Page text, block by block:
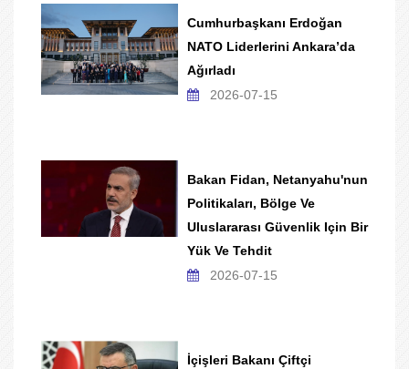
Cumhurbaşkanı Erdoğan
NATO Liderlerini Ankara’da
Ağırladı
2026-07-15
Bakan Fidan, Netanyahu'nun
Politikaları, Bölge Ve
Uluslararası Güvenlik Için Bir
Yük Ve Tehdit
2026-07-15
İçişleri Bakanı Çiftçi